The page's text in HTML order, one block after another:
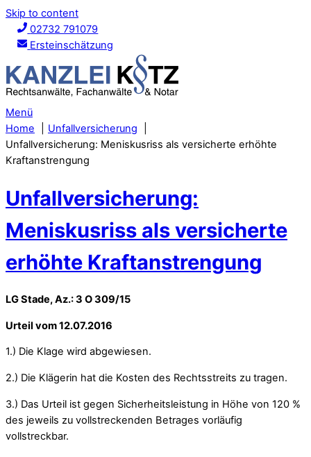
Skip to content
02732 791079
Ersteinschätzung
Menü
Home
Unfallversicherung
Unfallversicherung: Meniskusriss als versicherte erhöhte
Kraftanstrengung
Unfallversicherung:
Meniskusriss als versicherte
erhöhte Kraftanstrengung
LG Stade, Az.: 3 O 309/15
Urteil vom 12.07.2016
1.) Die Klage wird abgewiesen.
2.) Die Klägerin hat die Kosten des Rechtsstreits zu tragen.
3.) Das Urteil ist gegen Sicherheitsleistung in Höhe von 120 %
des jeweils zu vollstreckenden Betrages vorläufig
vollstreckbar.